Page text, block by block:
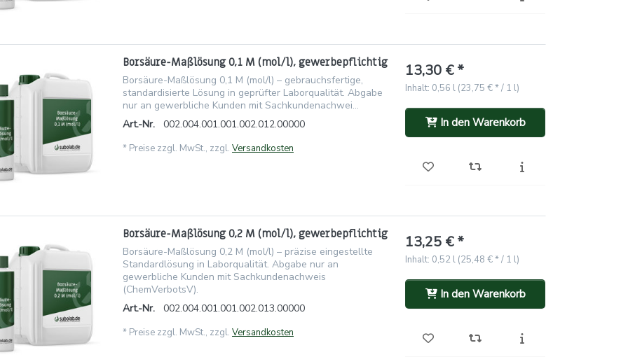
Borsäure-Maßlösung 0,1 M (mol/l), gewerbepflichtig
Borsäure-Maßlösung 0,1 M (mol/l) – gebrauchsfertige,
standardisierte Lösung in geprüfter Laborqualität. Abgabe
nur an gewerbliche Kunden mit Sachkundenachwei...
Art.-Nr.
002.004.001.001.002.012.00000
* Preise zzgl. MwSt., zzgl. Versandkosten
13,30 € *
Inhalt: 0,56 l (23,75 € * / 1 l)
In den Warenkorb
Borsäure-Maßlösung 0,2 M (mol/l), gewerbepflichtig
Borsäure-Maßlösung 0,2 M (mol/l) – präzise eingestellte
Standardlösung in Laborqualität. Abgabe nur an
gewerbliche Kunden mit Sachkundenachweis
(ChemVerbotsV).
Art.-Nr.
002.004.001.001.002.013.00000
* Preise zzgl. MwSt., zzgl. Versandkosten
13,25 € *
Inhalt: 0,52 l (25,48 € * / 1 l)
In den Warenkorb